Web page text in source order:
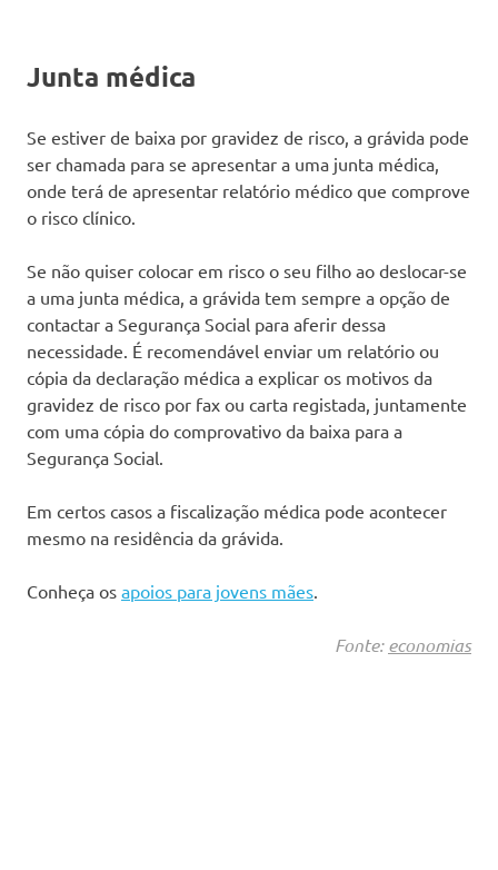
Junta médica
Se estiver de baixa por gravidez de risco, a grávida pode
ser chamada para se apresentar a uma junta médica,
onde terá de apresentar relatório médico que comprove
o risco clínico.
Se não quiser colocar em risco o seu filho ao deslocar-se
a uma junta médica, a grávida tem sempre a opção de
contactar a Segurança Social para aferir dessa
necessidade. É recomendável enviar um relatório ou
cópia da declaração médica a explicar os motivos da
gravidez de risco por fax ou carta registada, juntamente
com uma cópia do comprovativo da baixa para a
Segurança Social.
Em certos casos a fiscalização médica pode acontecer
mesmo na residência da grávida.
Conheça os apoios para jovens mães
Fonte:economias